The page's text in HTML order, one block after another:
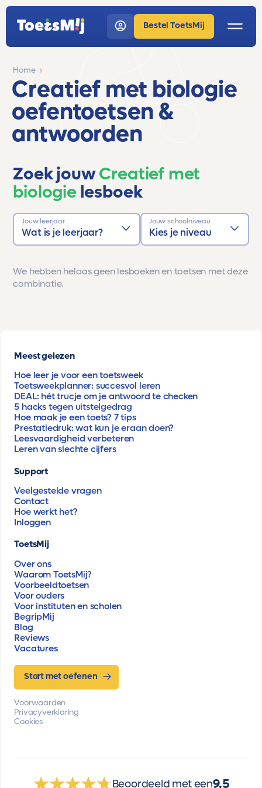
Bestel ToetsMij
Home
Creatief met biologie
oefentoetsen &
antwoorden
Zoek jouwCreatief met
biologielesboek
Jouw leerjaar
Wat is je leerjaar?
Jouw schoolniveau
Kies je niveau
We hebben helaas geen lesboeken en toetsen met deze
combinatie.
Meest gelezen
Hoe leer je voor een toetsweek
Toetsweekplanner: succesvol leren
DEAL: hét trucje om je antwoord te checken
5 hacks tegen uitstelgedrag
Hoe maak je een toets? 7 tips
Prestatiedruk: wat kun je eraan doen?
Leesvaardigheid verbeteren
Leren van slechte cijfers
Support
Veelgestelde vragen
Contact
Hoe werkt het?
Inloggen
ToetsMij
Over ons
Waarom ToetsMij?
Voorbeeldtoetsen
Voor ouders
Voor instituten en scholen
BegripMij
Blog
Reviews
Vacatures
Start met oefenen
Voorwaarden
Privacyverklaring
Cookies
Beoordeeld met een9.5